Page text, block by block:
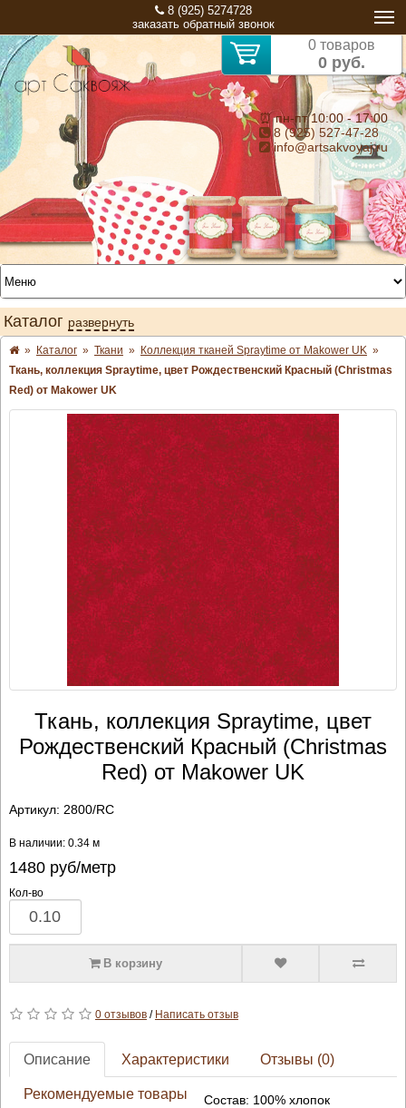
8 (925) 5274728
заказать обратный звонок
0 товаров
0 руб.
⏰ пн-пт 10:00 - 17:00
8 (925) 527-47-28
info@artsakvoyaj.ru
Каталог развернуть
» Каталог » Ткани » Коллекция тканей Spraytime от Makower UK »
Ткань, коллекция Spraytime, цвет Рождественский Красный (Christmas
Red) от Makower UK
Ткань, коллекция Spraytime, цвет
Рождественский Красный (Christmas
Red) от Makower UK
Артикул: 2800/RC
В наличии: 0.34 м
1480руб/метр
Кол-во
В корзину
0 отзывов/ Написать отзыв
Описание Характеристики Отзывы (0)
Рекомендуемые товары Состав: 100% хлопок